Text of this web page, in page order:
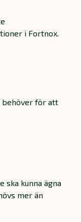
i Fortnox.
behöver för att
ska kunna ägna
mer än